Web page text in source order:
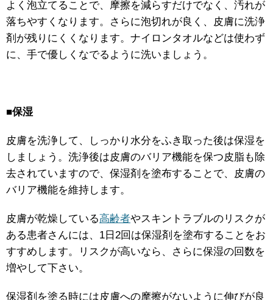
よく泡立てることで、摩擦を減らすだけでなく、汚れが
落ちやすくなります。さらに泡切れが良く、皮膚に洗浄
剤が残りにくくなります。ナイロンタオルなどは使わず
に、手で優しくなでるように洗いましょう。
■保湿
皮膚を洗浄して、しっかり水分をふき取った後は保湿を
しましょう。洗浄後は皮膚のバリア機能を保つ皮脂も除
去されていますので、保湿剤を塗布することで、皮膚の
バリア機能を維持します。
皮膚が乾燥している高齢者やスキントラブルのリスクが
ある患者さんには、1日2回は保湿剤を塗布することをお
すすめします。リスクが高いなら、さらに保湿の回数を
増やして下さい。
保湿剤を塗る時には皮膚への摩擦がないように伸びが良